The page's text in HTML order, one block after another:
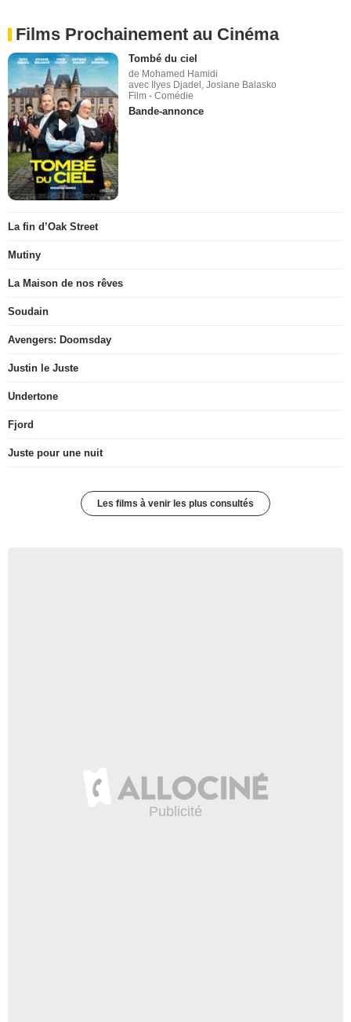
Films Prochainement au Cinéma
Tombé du ciel
de Mohamed Hamidi
avec Ilyes Djadel, Josiane Balasko
Film - Comédie
Bande-annonce
La fin d’Oak Street
Mutiny
La Maison de nos rêves
Soudain
Avengers: Doomsday
Justin le Juste
Undertone
Fjord
Juste pour une nuit
Les films à venir les plus consultés